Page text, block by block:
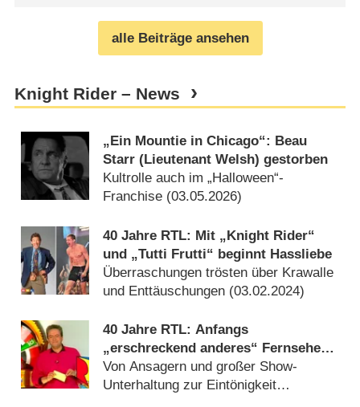
alle Beiträge ansehen
Knight Rider – News
„Ein Mountie in Chicago“: Beau
Starr (Lieutenant Welsh) gestorben
Kultrolle auch im „Halloween“-
Franchise (03.05.2026)
40 Jahre RTL: Mit „Knight Rider“
und „Tutti Frutti“ beginnt Hassliebe
Überraschungen trösten über Krawalle
und Enttäuschungen (03.02.2024)
40 Jahre RTL: Anfangs
„erschreckend anderes“ Fernsehen
mit wenig Budget, aber
Innovationsfreude
Von Ansagern und großer Show-
Unterhaltung zur Eintönigkeit